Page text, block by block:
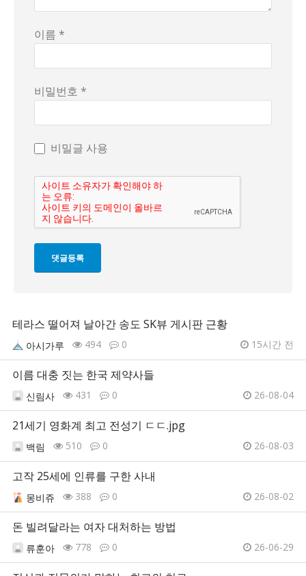
이름 *
비밀번호 *
비밀글 사용
테라스 떨어져 날아간 송도 SK뷰 게시판 근황
아시가루 494 0 15시간 전
이름 대충 짓는 한국 제약사들
신림사 431 0 26-08-04
21세기 영화계 최고 전성기 ㄷㄷ.jpg
백림 510 0 26-08-03
고작 25세에 인류를 구한 사내
몽비쥬 388 0 26-08-02
돈 빌려달라는 여자 대처하는 방법
류훈아 778 0 26-06-29